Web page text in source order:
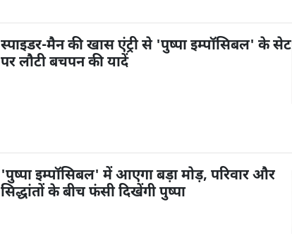
स्पाइडर-मैन की खास एंट्री से 'पुष्पा इम्पॉसिबल' के सेट
पर लौटी बचपन की यादें
'पुष्पा इम्पॉसिबल' में आएगा बड़ा मोड़, परिवार और
सिद्धांतों के बीच फंसी दिखेंगी पुष्पा